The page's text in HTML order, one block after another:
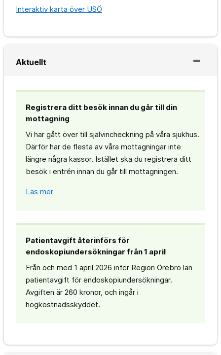
Interaktiv karta över USÖ
Aktuellt
Registrera ditt besök innan du går till din
mottagning
Vi har gått över till självincheckning på våra sjukhus.
Därför har de flesta av våra mottagningar inte
längre några kassor. Istället ska du registrera ditt
besök i entrén innan du går till mottagningen.
Läs mer
Patientavgift återinförs för
endoskopiundersökningar från 1 april
Från och med 1 april 2026 inför Region Örebro län
patientavgift för endoskopiundersökningar.
Avgiften är 260 kronor, och ingår i
högkostnadsskyddet.